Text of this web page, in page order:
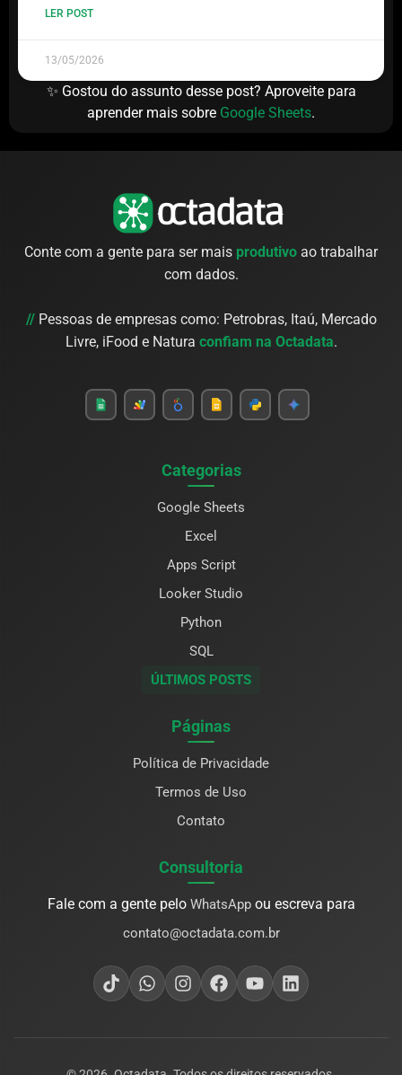
LER POST
13/05/2026
✨ Gostou do assunto desse post? Aproveite para
aprender mais sobre Google Sheets.
Conte com a gente para ser mais produtivo ao trabalhar
com dados.
//Pessoas de empresas como: Petrobras, Itaú, Mercado
Livre, iFood e Natura confiam na Octadata.
Categorias
Google Sheets
Excel
Apps Script
Looker Studio
Python
SQL
ÚLTIMOS POSTS
Páginas
Política de Privacidade
Termos de Uso
Contato
Consultoria
Fale com a gente pelo WhatsAppou escreva para
contato@octadata.com.br